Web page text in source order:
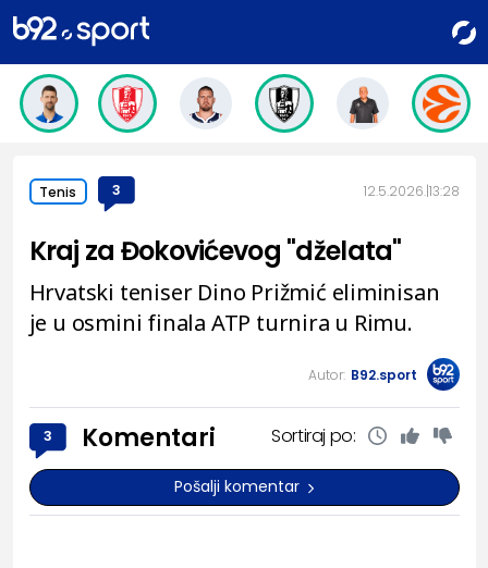
Tenis 3 12.5.2026. 13:28
Kraj za Đokovićevog "dželata"
Hrvatski teniser Dino Prižmić eliminisan
je u osmini finala ATP turnira u Rimu.
Autor: B92.sport
3 Komentari Sortiraj po:
Pošalji komentar